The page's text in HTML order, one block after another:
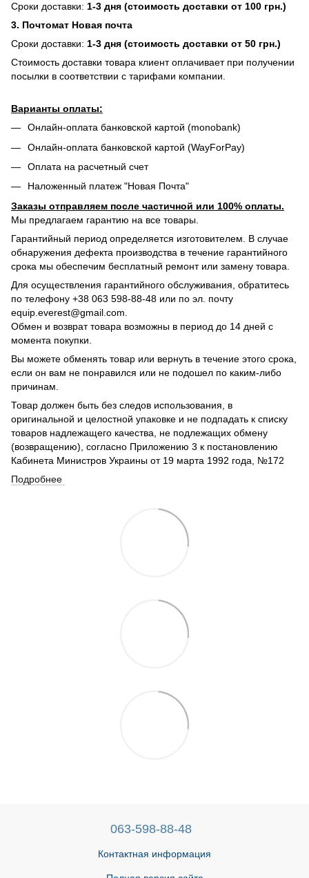
Сроки доставки: 1-3 дня (стоимость доставки от 100 грн.)
3. Почтомат Новая почта
Сроки доставки: 1-3 дня (стоимость доставки от 50 грн.)
Стоимость доставки товара клиент оплачивает при получении
посылки в соответствии с тарифами компании.
Варианты оплаты:
Онлайн-оплата банковской картой (monobank)
Онлайн-оплата банковской картой (WayForPay)
Оплата на расчетный счет
Наложенный платеж "Новая Почта"
Заказы отправляем после частичной или 100% оплаты.
Мы предлагаем гарантию на все товары.
Гарантийный период определяется изготовителем. В случае
обнаружения дефекта производства в течение гарантийного
срока мы обеспечим бесплатный ремонт или замену товара.
Для осуществления гарантийного обслуживания, обратитесь
по телефону +38 063 598-88-48 или по эл. почту
equip.everest@gmail.com.
Обмен и возврат товара возможны в период до 14 дней с
момента покупки.
Вы можете обменять товар или вернуть в течение этого срока,
если он вам не понравился или не подошел по каким-либо
причинам.
Товар должен быть без следов использования, в
оригинальной и целостной упаковке и не подпадать к списку
товаров надлежащего качества, не подлежащих обмену
(возвращению), согласно Приложению 3 к постановлению
Кабинета Министров Украины от 19 марта 1992 года, №172
Подробнее
063-598-88-48
Контактная информация